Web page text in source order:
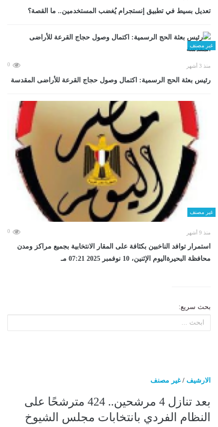
تعديل بسيط في تطبيق إنستجرام يُغضب المستخدمين.. ما القصة؟
غير مصنف
منذ 3 أشهر 0
رئيس بعثة الحج الرسمية: اكتمال وصول حجاج القرعة للأراضى المقدسة
غير مصنف
منذ 9 أشهر 0
استمرار توافد الناخبين بكثافة على المقار الانتخابية بجميع مراكز ومدن
محافظة البحيرةاليوم الإثنين، 10 نوفمبر 2025 07:21 مـ
بحث سريع:
الارشيف /غير مصنف
بعد تنازل 4 مرشحين.. 424 مترشحًا على
النظام الفردي بانتخابات مجلس الشيوخ